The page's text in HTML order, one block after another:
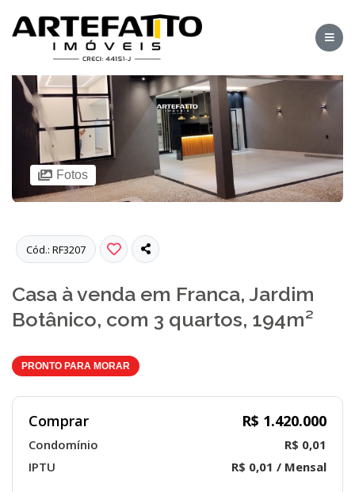
Fotos
Cód.: RF3207
Casa à venda em Franca, Jardim
Botânico, com 3 quartos, 194m²
PRONTO PARA MORAR
Comprar R$ 1.420.000
Condomínio
R$ 0,01
IPTU
R$ 0,01 / Mensal